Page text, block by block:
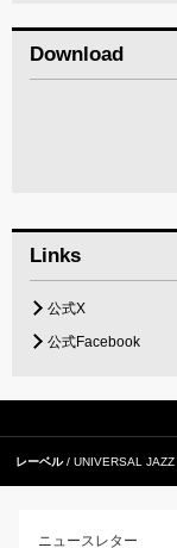
Download
Links
公式X
公式Facebook
レーベル UNIVERSAL JAZZ
ニュースレター